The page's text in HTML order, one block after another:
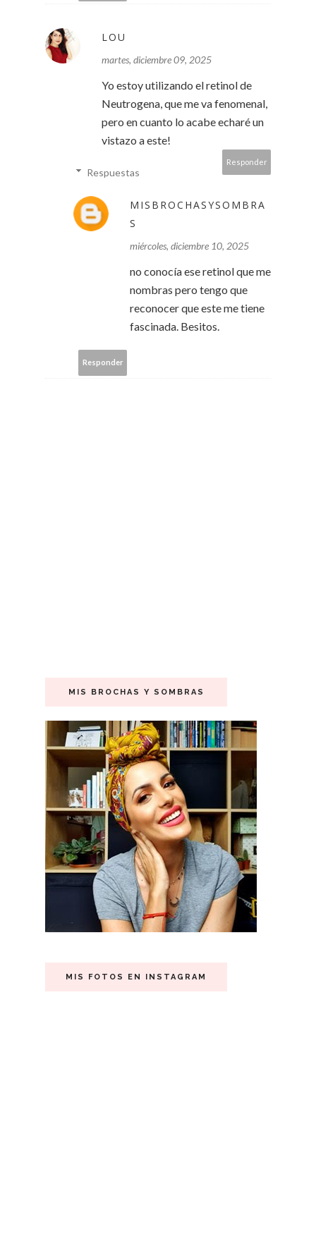
LOU
martes, diciembre 09, 2025
Yo estoy utilizando el retinol de
Neutrogena, que me va fenomenal,
pero en cuanto lo acabe echaré un
vistazo a este!
Responder
Respuestas
MISBROCHASYSOMBRA
S
miércoles, diciembre 10, 2025
no conocía ese retinol que me
nombras pero tengo que
reconocer que este me tiene
fascinada. Besitos.
Responder
MIS BROCHAS Y SOMBRAS
MIS FOTOS EN INSTAGRAM